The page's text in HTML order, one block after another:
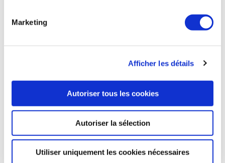
Marketing
Afficher les détails
Autoriser tous les cookies
Autoriser la sélection
Utiliser uniquement les cookies nécessaires
DÉFENSE
L’ONERA et la startup toulousaine Skyted ont développé «
qui s’est tenu à Paris du 23 au 25 novembre. Le masque est
conçu avec un matériau appelé Leonar (pour Long Elastic
Open Neck acoustic Resonator), initialement destiné à
pour le civil et pour les compagnies aériennes, le
VoiceProtect suscite l’intérêt des forces spéciales. Airbus a
soutenu le projet avec l'accélérateur de l’Agence Spatiale